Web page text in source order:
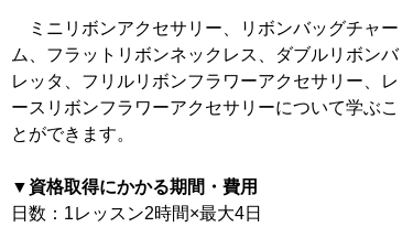
ミニリボンアクセサリー、リボンバッグチャー
ム、フラットリボンネックレス、ダブルリボンバ
レッタ、フリルリボンフラワーアクセサリー、レ
ースリボンフラワーアクセサリーについて学ぶこ
とができます。
▼資格取得にかかる期間・費用
日数：1レッスン2時間×最大4日